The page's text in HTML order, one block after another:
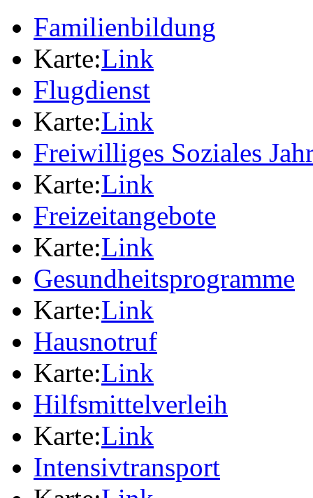
Familienbildung
Karte:Link
Flugdienst
Karte:Link
Freiwilliges Soziales
Karte:Link
Freizeitangebote
Karte:Link
Gesundheitsprogramme
Karte:Link
Hausnotruf
Karte:Link
Hilfsmittelverleih
Karte:Link
Intensivtransport